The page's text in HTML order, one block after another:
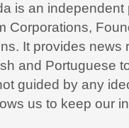
is an
Corporations,
It provides news
and Portuguese
guided by any
us to keep our